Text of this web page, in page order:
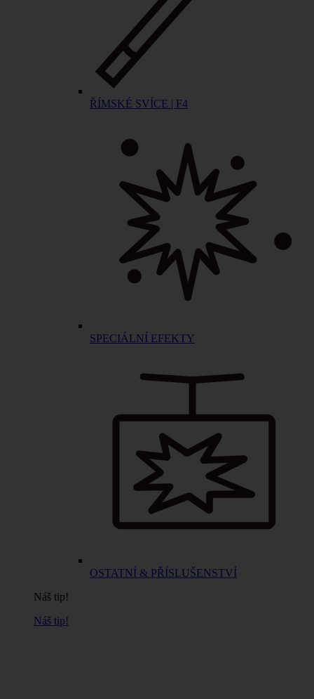
ŘÍMSKÉ SVÍCE | F4
SPECIÁLNÍ EFEKTY
OSTATNÍ & PŘÍSLUŠENSTVÍ
Náš tip!
Náš tip!